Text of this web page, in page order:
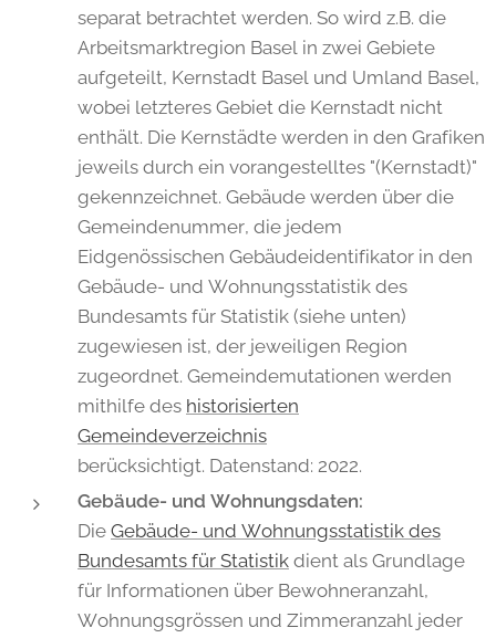
separat betrachtet werden. So wird z.B. die
Arbeitsmarktregion Basel in zwei Gebiete
aufgeteilt, Kernstadt Basel und Umland Basel,
wobei letzteres Gebiet die Kernstadt nicht
enthält. Die Kernstädte werden in den Grafiken
jeweils durch ein vorangestelltes "(Kernstadt)"
gekennzeichnet. Gebäude werden über die
Gemeindenummer, die jedem
Eidgenössischen Gebäudeidentifikator in den
Gebäude- und Wohnungsstatistik des
Bundesamts für Statistik (siehe unten)
zugewiesen ist, der jeweiligen Region
zugeordnet. Gemeindemutationen werden
mithilfe des historisierten
Gemeindeverzeichnis
berücksichtigt. Datenstand: 2022.
Gebäude- und Wohnungsdaten:
Die Gebäude- und Wohnungsstatistik des
Bundesamts für Statistik dient als Grundlage
für Informationen über Bewohneranzahl,
Wohnungsgrössen und Zimmeranzahl jeder